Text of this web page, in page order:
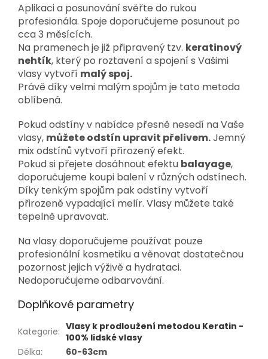
Aplikaci a posunování svěřte do rukou
profesionála. Spoje doporučujeme posunout po
cca 3 měsících.
Na pramenech je již připravený tzv. keratinový
nehtík, který po roztavení a spojení s Vašimi
vlasy vytvoří malý spoj.
Právě díky velmi malým spojům je tato metoda
oblíbená.
Pokud odstíny v nabídce přesně nesedí na Vaše
vlasy, můžete odstín upravit přelivem.Jemný
mix odstínů vytvoří přirozený efekt.
Pokud si přejete dosáhnout efektu balayage,
doporučujeme koupi balení v různých odstínech.
Díky tenkým spojům pak odstíny vytvoří
přirozeně vypadající melír. Vlasy můžete také
tepelně upravovat.
Na vlasy doporučujeme používat pouze
profesionální kosmetiku a věnovat dostatečnou
pozornost jejich výživě a hydrataci.
Nedoporučujeme odbarvování.
Doplňkové parametry
Kategorie: Vlasy k prodloužení metodou Keratin -
100% lidské vlasy
Délka:
60-63cm